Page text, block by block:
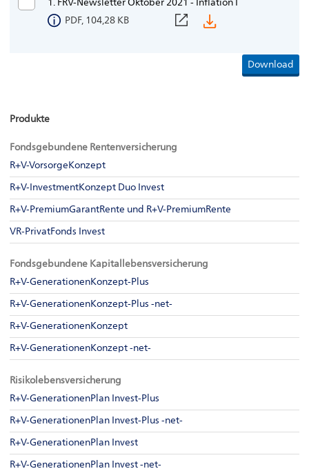
1. FRV-Newsletter Oktober 2021 - Inflation I
PDF, 104,28 KB
Produkte
Fondsgebundene Rentenversicherung
R+V-VorsorgeKonzept
R+V-InvestmentKonzept Duo Invest
R+V-PremiumGarantRente und R+V-PremiumRente
VR-PrivatFonds Invest
Fondsgebundene Kapitallebensversicherung
R+V-GenerationenKonzept-Plus
R+V-GenerationenKonzept-Plus -net-
R+V-GenerationenKonzept
R+V-GenerationenKonzept -net-
Risikolebensversicherung
R+V-GenerationenPlan Invest-Plus
R+V-GenerationenPlan Invest-Plus -net-
R+V-GenerationenPlan Invest
R+V-GenerationenPlan Invest -net-